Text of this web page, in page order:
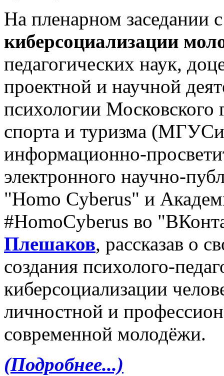
На пленарном заседании
киберсоциализации
педагогических наук,
проектной и научной
психологии Московского
спорта и туризма
информационно-
электронного научно-
"Homo Cyberus" и
#HomoCyberus во
Плешаков, рассказав о
создания психолого-
киберсоциализации
личностной и
современной молодёжи.
(Подробнее...)